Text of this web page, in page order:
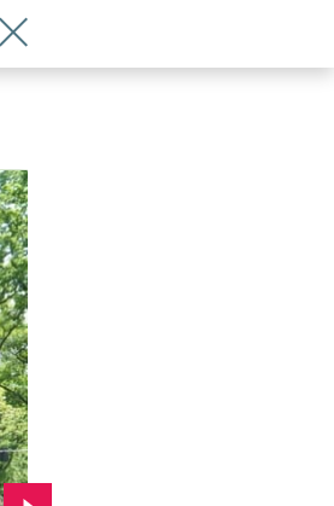
Wróć do artykułu Remont ul.